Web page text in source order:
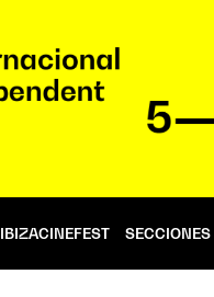
IBIZACINEFEST SECCIONES